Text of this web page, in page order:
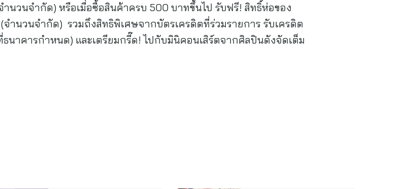
ำนวนจำกัด) หรือเมื่อซื้อสินค้าครบ 500 บาทขึ้นไป รับฟรี! สิทธิ์ห่อของ
นวนจำกัด) รวมถึงสิทธิพิเศษจากบัตรเครดิตที่ร่วมรายการ รับเครดิต
ธนาคารกำหนด) และเตรียมกรี๊ด! ไปกับมินิคอนเสิร์ตจากศิลปินดังจัดเต็ม